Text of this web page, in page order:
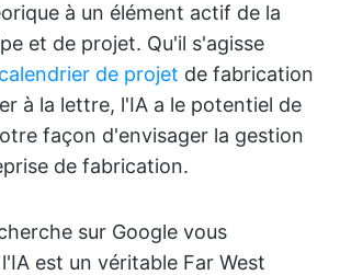
à un élément actif de la
et de projet. Qu'il s'agisse
calendrier de projet de fabrication
à la lettre, l'IA a le potentiel de
façon d'envisager la gestion
de fabrication.
sur Google vous
est un véritable Far West